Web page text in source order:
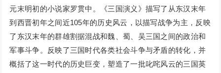
元末明初的小说家罗贯中。《三国演义》描写了从东汉末年
到西晋初年之间近105年的历史风云，以描写战争为主，反映
了东汉末年的群雄割据混战和魏、蜀、吴三国之间的政治和
军事斗争。反映了三国时代各类社会斗争与矛盾的转化，并
概括了这一时代的历史巨变，塑造了一批叱咤风云的三国英